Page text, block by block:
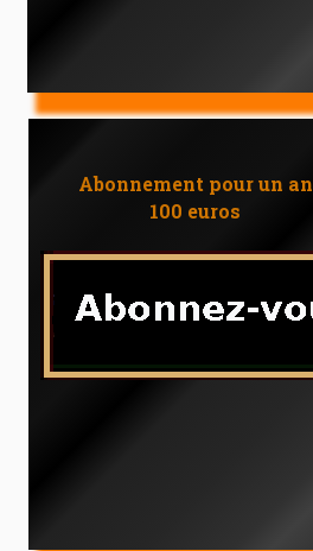
Abonnement pour un an
100 euros